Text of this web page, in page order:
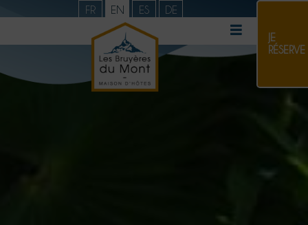
FR EN ES DE
JE
RÉSERVE